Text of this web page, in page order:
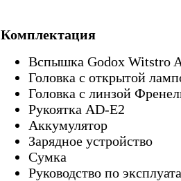
Комплектация
Вспышка Godox Witstro
Головка с открытой
Головка с линзой
Рукоятка AD-E2
Аккумулятор
Зарядное устройство
Сумка
Руководство по